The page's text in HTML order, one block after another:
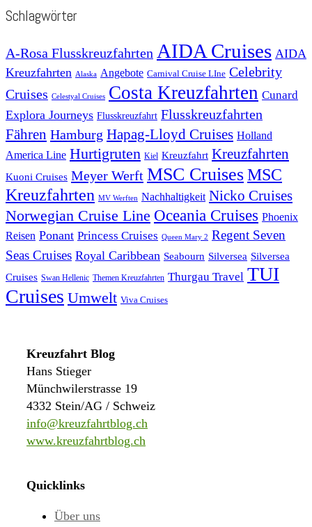
Schlagwörter
A-Rosa Flusskreuzfahrten AIDA Cruises AIDA
Kreuzfahrten
Alaska Angebote Carnival Cruise LIne Celebrity
Cruises Celestyal Cruises Costa Kreuzfahrten Cunard
Explora Journeys Flusskreuzfahrt Flusskreuzfahrten
Fähren Hamburg Hapag-Lloyd Cruises Holland
America Line Hurtigruten Kiel Kreuzfahrt Kreuzfahrten
Kuoni Cruises Meyer Werft MSC CruisesMSC
Kreuzfahrten MV Werften Nachhaltigkeit Nicko Cruises
Norwegian Cruise Line Oceania Cruises Phoenix
Reisen Ponant Princess Cruises Queen Mary 2 Regent Seven
Seas Cruises Royal Caribbean Seabourn Silversea Silversea
Cruises Swan Hellenic Themen Kreuzfahrten Thurgau Travel TUI
Cruises Umwelt Viva Cruises
Kreuzfahrt Blog
Hans Stieger
Münchwilerstrasse 19
4332 Stein/AG / Schweiz
info@kreuzfahrtblog.ch
www.kreuzfahrtblog.ch
Quicklinks
Über uns